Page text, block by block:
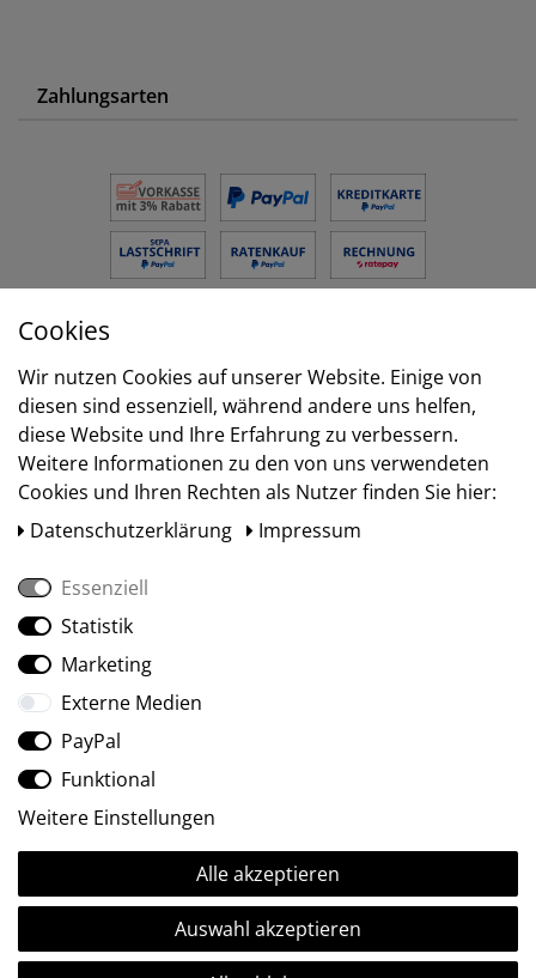
Zahlungsarten
Versand
Social Media
Ⓒ2009-2026 ARTland GmbH • Alle Rechte vorbehalten.
Cookies
Wir nutzen Cookies auf unserer Website. Einige von
diesen sind essenziell, während andere uns helfen,
diese Website und Ihre Erfahrung zu verbessern.
Weitere Informationen zu den von uns verwendeten
Cookies und Ihren Rechten als Nutzer finden Sie hier:
Daten­schutz­erklärung
Impressum
Essenziell
Statistik
Marketing
Externe Medien
PayPal
Funktional
Weitere Einstellungen
Alle akzeptieren
Auswahl akzeptieren